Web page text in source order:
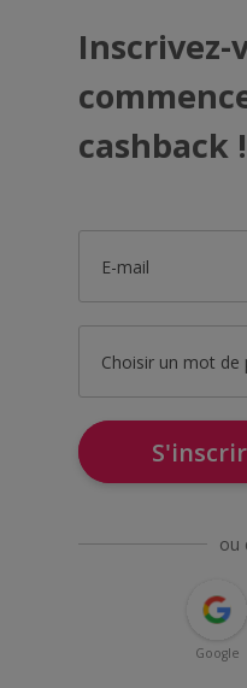
Inscrivez-
cashback !
E-mail
Choisir un mot de
ou
Google